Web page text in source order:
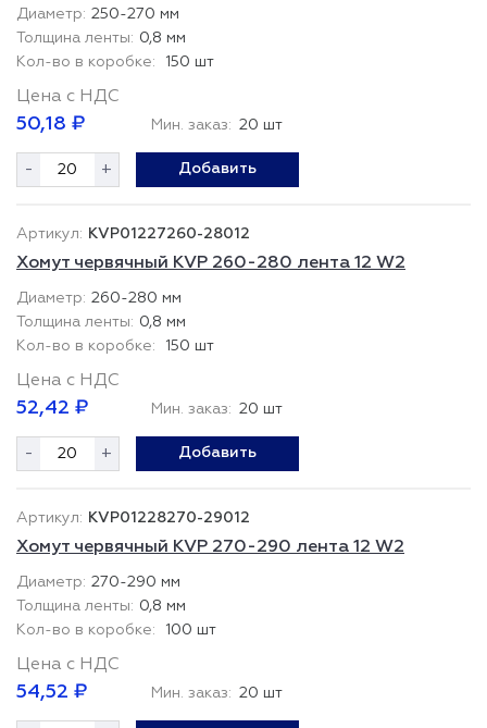
250-270 мм
0,8 мм
150 шт
Цена с НДС
50,18 ₽ Мин. заказ: 20 шт
- + Добавить
KVP01227260-28012
Хомут червячный KVP 260-280 лента 12 W2
260-280 мм
0,8 мм
150 шт
Цена с НДС
52,42 ₽ Мин. заказ: 20 шт
- + Добавить
KVP01228270-29012
Хомут червячный KVP 270-290 лента 12 W2
270-290 мм
0,8 мм
100 шт
Цена с НДС
54,52 ₽ Мин. заказ: 20 шт